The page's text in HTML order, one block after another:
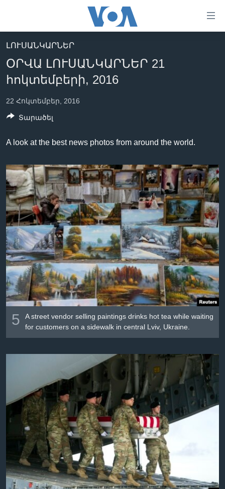
հիմնական
բովանդակությանը
անցնել
հիմնական
բովանդակությանը
բովանդակություն
ԼՈՒՐԵՐ
ՍՓՅՈՒՌՔ
ՏԵՍԱՆՅՈՒԹԵՐ
ՖԻԼՄԵՐ
ՄԵՐ ՄԱՍԻՆ
«ԱՄԵՐԻԿԱՅԻ ՁԱՅՆ»-Ի ԿԱՆՈՆԱԴՐՈՒԹՅՈՒՆ
ԿԱՊ ՄԵԶ ՀԵՏ
Learning English
ՀԵՏԵՒԵՔ ՄԵԶ
Լեզուներ
ԼՈՒՍԱՆԿԱՐՆԵՐ
ՕՐՎԱ ԼՈՒՍԱՆԿԱՐՆԵՐ 21
հոկտեմբերի, 2016
22 Հոկտեմբեր, 2016
A look at the best news photos from around the world.
5
A street vendor selling paintings drinks hot tea while waiting
for customers on a sidewalk in central Lviv, Ukraine.
Տարածել